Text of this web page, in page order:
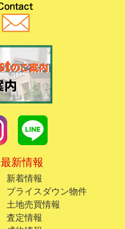
最新情報
新着情報
プライスダウン物件
土地売買情報
査定情報